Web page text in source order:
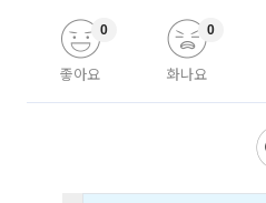
좋아요
0
화나요
0